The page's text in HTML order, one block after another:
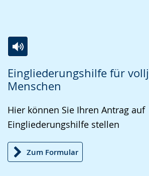
Eingliederungshilfe für
Menschen
Leichten
Sprache
wechseln.
Audio-
Unterstützung.
Video
in
Deutscher
Gebärdensprache
angezeigt.
Hier können Sie Ihren Antrag auf
Eingliederungshilfe stellen
Zum Formular